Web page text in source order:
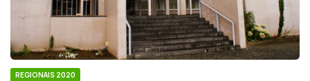
REGIONAIS 2020